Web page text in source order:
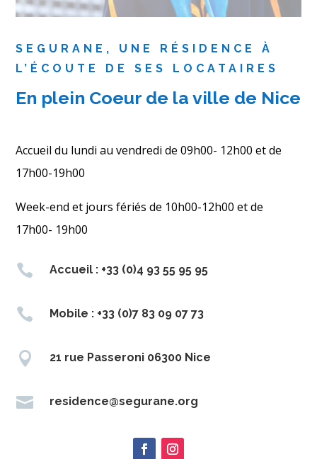
SEGURANE, UNE RÉSIDENCE À
L’ÉCOUTE DE SES LOCATAIRES
En plein Coeur de la ville de Nice
Accueil du lundi au vendredi de 09h00- 12h00 et de
17h00-19h00
Week-end et jours fériés de 10h00-12h00 et de
17h00- 19h00
 Accueil : +33 (0)4 93 55 95 95
 Mobile : +33 (0)7 83 09 07 73
 21 rue Passeroni 06300 Nice
 residence@segurane.org